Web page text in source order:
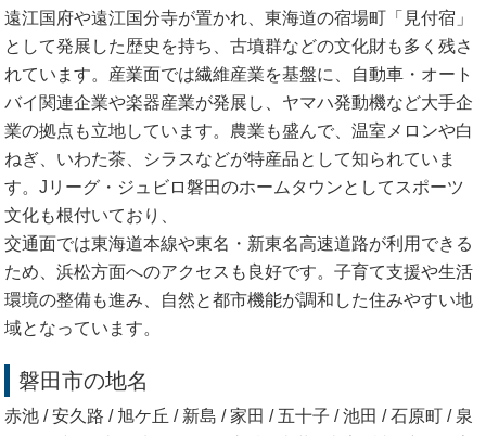
遠江国府や遠江国分寺が置かれ、東海道の宿場町「見付宿」
として発展した歴史を持ち、古墳群などの文化財も多く残さ
れています。産業面では繊維産業を基盤に、自動車・オート
バイ関連企業や楽器産業が発展し、ヤマハ発動機など大手企
業の拠点も立地しています。農業も盛んで、温室メロンや白
ねぎ、いわた茶、シラスなどが特産品として知られていま
す。Jリーグ・ジュビロ磐田のホームタウンとしてスポーツ
文化も根付いており、
交通面では東海道本線や東名・新東名高速道路が利用できる
ため、浜松方面へのアクセスも良好です。子育て支援や生活
環境の整備も進み、自然と都市機能が調和した住みやすい地
域となっています。
磐田市の地名
赤池 / 安久路 / 旭ケ丘 / 新島 / 家田 / 五十子 / 池田 / 石原町 / 泉